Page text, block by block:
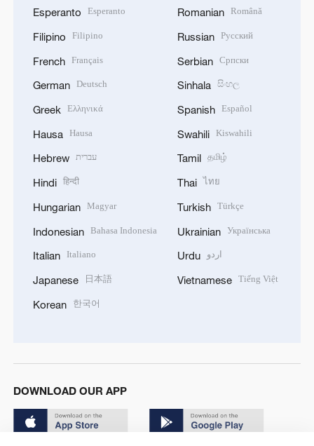
Esperanto Esperanto
Filipino Filipino
French Français
German Deutsch
Greek Ελληνικά
Hausa Hausa
Hebrew עברית
Hindi हिन्दी
Hungarian Magyar
Indonesian Bahasa Indonesia
Italian Italiano
Japanese 日本語
Korean 한국어
Romanian Română
Russian Русский
Serbian Српски
Sinhala සිංහල
Spanish Español
Swahili Kiswahili
Tamil தமிழ்
Thai ไทย
Turkish Türkçe
Ukrainian Українська
Urdu اردو
Vietnamese Tiếng Việt
DOWNLOAD OUR APP